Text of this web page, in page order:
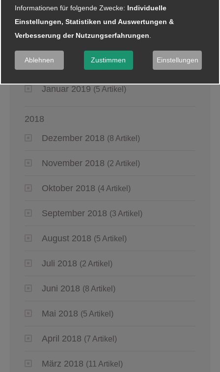
Mai 2019 (2 Artikel)
April 2019 (4 Artikel)
März 2019 (6 Artikel)
Januar 2019 (5 Artikel)
2018
Dezember 2018 (8 Artikel)
November 2018 (2 Artikel)
Oktober 2018 (4 Artikel)
September 2018 (3 Artikel)
August 2018 (5 Artikel)
Juli 2018 (2 Artikel)
Juni 2018 (8 Artikel)
Mai 2018 (5 Artikel)
April 2018 (7 Artikel)
März 2018 (11 Artikel)
Informationen für folgende Zwecke: Individuelle
Einstellungen, Statistiken und Auswertungen &
Verbesserung der Nutzungserfahrungen
Ablehnen Zustimmen Einstellungen